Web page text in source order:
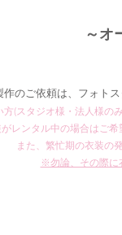
～オ
作のご依頼は、フォト
(スタジオ様・法人様の
レンタル中の場合はご
また、繁忙期の衣装の
※勿論、その際に